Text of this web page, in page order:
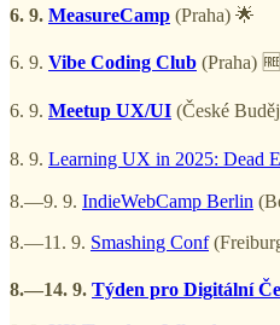
6. 9. MeasureCamp (Praha) 🌟
6. 9. Vibe Coding Club (Praha) 🆓
6. 9. Meetup UX/UI (České
8. 9. Learning UX in 2025: Dead
8.—9. 9. IndieWebCamp Berlin
8.—11. 9. Smashing Conf
8.—14. 9. Týden pro Digitální